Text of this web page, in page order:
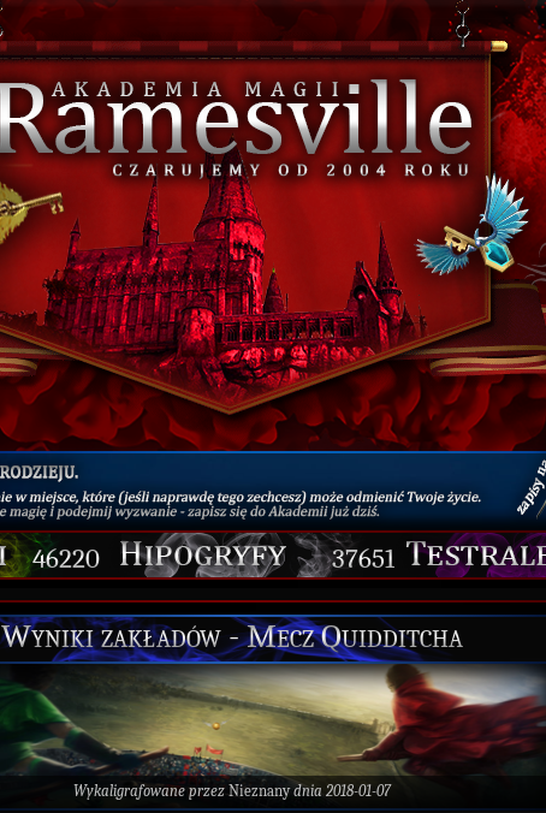
46220 37651
Wyniki zakładów - Mecz Quidditcha
Wykaligrafowane przez Nieznanydnia 2018-01-07